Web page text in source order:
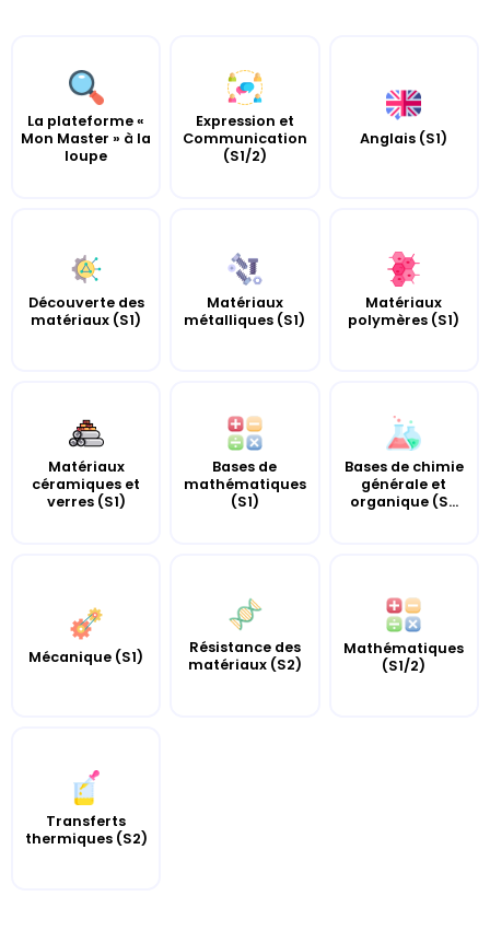
La plateforme «
Mon Master » à la
loupe
Expression et
Communication
(S1/2)
Anglais (S1)
Découverte des
matériaux (S1)
Matériaux
métalliques (S1)
Matériaux
polymères (S1)
Matériaux
céramiques et
verres (S1)
Bases de
mathématiques
(S1)
Bases de chimie
générale et
organique (S...
Mécanique (S1)
Résistance des
matériaux (S2)
Mathématiques
(S1/2)
Transferts
thermiques (S2)